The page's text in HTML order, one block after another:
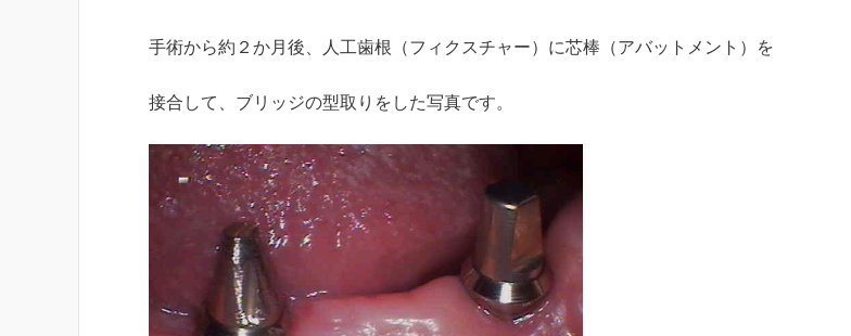
手術から約２か月後、人工歯根（フィクスチャー）に芯棒（アバットメント）を
接合して、ブリッジの型取りをした写真です。